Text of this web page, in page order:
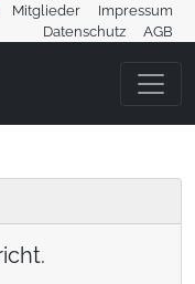
Mitglieder
Impressum
Datenschutz
AGB